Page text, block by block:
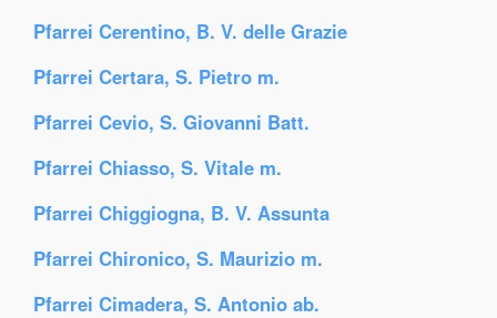
Pfarrei Cerentino, B. V. delle Grazie
Pfarrei Certara, S. Pietro m.
Pfarrei Cevio, S. Giovanni Batt.
Pfarrei Chiasso, S. Vitale m.
Pfarrei Chiggiogna, B. V. Assunta
Pfarrei Chironico, S. Maurizio m.
Pfarrei Cimadera, S. Antonio ab.